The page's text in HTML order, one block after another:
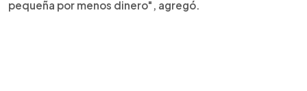
pequeña por menos dinero", agregó.